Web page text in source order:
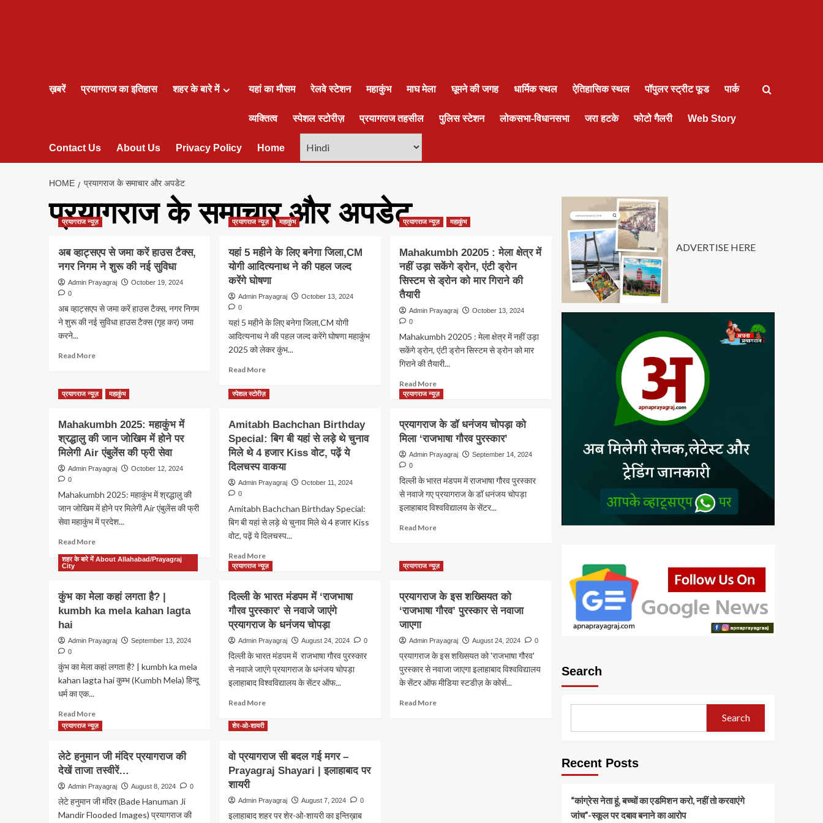
ख़बरें प्रयागराज का इतिहास शहर के बारे में यहां का मौसम रेलवे स्टेशन महाकुंभ माघ मेला घूमने की जगह धार्मिक स्थल ऐतिहासिक स्थल पॉपुलर स्ट्रीट फूड पार्क
व्यक्तित्व स्पेशल स्टोरीज़ प्रयागराज तहसील पुलिस स्टेशन लोकसभा-विधानसभा जरा हटके फोटो गैलरी Web Story
Contact Us About Us Privacy Policy Home
HOME प्रयागराज के समाचार और अपडेट
प्रयागराज के समाचार और अपडेट
प्रयागराज न्यूज़
अब व्हाट्सएप से जमा करें हाउस टैक्‍स,
नगर निगम ने शुरू की नई सुविधा
Admin Prayagraj
October 19, 2024
0
अब व्हाट्सएप से जमा करें हाउस टैक्‍स, नगर निगम
ने शुरू की नई सुविधा हाउस टैक्स (गृह कर) जमा
करने...
Read MoreRead
अब
व्हाट्सएप
जमा
करें
हाउस
टैक्‍स,
नगर
ने
शुरू
की
सुविधा
प्रयागराज न्यूज़ महाकुंभ
यहां 5 महीने के लिए बनेगा जिला,CM
योगी आदित्यनाथ ने की पहल जल्द
करेंगे घोषणा
Admin Prayagraj
October 13, 2024
0
यहां 5 महीने के लिए बनेगा जिला,CM योगी
आदित्यनाथ ने की पहल जल्द करेंगे घोषणा महाकुंभ
2025 को लेकर कुंभ...
Read MoreRead
about
महीने
के
लिए
बनेगा
जिला,CM
योगी
ने
की
पहल
जल्द
करेंगे
घोषणा
प्रयागराज न्यूज़ महाकुंभ
Mahakumbh 20205 : मेला क्षेत्र में
नहीं उड़ा सकेंगे ड्रोन, एंटी ड्रोन
सिस्टम से ड्रोन को मार गिराने की
तैयारी
Admin Prayagraj
October 13, 2024
0
Mahakumbh 20205 : मेला क्षेत्र में नहीं उड़ा
सकेंगे ड्रोन, एंटी ड्रोन सिस्टम से ड्रोन को मार
गिराने की तैयारी...
Read MoreRead
more
Mahakumbh
20205
:
मेला
नहीं
उड़ा
सकेंगे
से
को
मार
गिराने
तैयारी
प्रयागराज न्यूज़ महाकुंभ
Mahakumbh 2025: महाकुंभ में
श्रद्धालु की जान जोखिम में होने पर
मिलेगी Air एंबुलेंस की फ्री सेवा
Admin Prayagraj
October 12, 2024
0
Mahakumbh 2025: महाकुंभ में श्रद्धालु की
जान जोखिम में होने पर मिलेगी Air एंबुलेंस की फ्री
सेवा महाकुंभ में प्रदेश...
Read MoreRead
about
महाकुंभ
में
जान
में
होने
Air
एंबुलेंस
सेवा
स्पेशल स्टोरीज़
Amitabh Bachchan Birthday
Special: बिग बी यहां से लड़े थे चुनाव
मिले थे 4 हजार Kiss वोट, पढ़ें ये
दिलचस्प वाकया
Admin Prayagraj
October 11, 2024
0
Amitabh Bachchan Birthday Special:
बिग बी यहां से लड़े थे चुनाव मिले थे 4 हजार Kiss
वोट, पढ़ें ये दिलचस्प...
Read MoreRead
more
Amitabh
Bachchan
Birthday
Special:
बी
यहां
से
लड़े
चुनाव
हजार
वोट,
ये
दिलचस्प
प्रयागराज न्यूज़
प्रयागराज के डॉ धनंजय चोपड़ा को
मिला ‘राजभाषा गौरव पुरस्कार’
Admin Prayagraj
September 14, 2024
0
दिल्ली के भारत मंडपम में राजभाषा गौरव पुरस्कार
से नवाजे गए प्रयागराज के डॉ धनंजय चोपड़ा
इलाहाबाद विश्वविद्यालय के सेंटर...
Read MoreRead
प्रयागराज
के
धनंजय
चोपड़ा
‘राजभाषा
गौरव
पुरस्कार’
शहर के बारे में About Allahabad/Prayagraj
City
कुंभ का मेला कहां लगता है? |
kumbh ka mela kahan lagta
hai
Admin Prayagraj
September 13, 2024
0
कुंभ का मेला कहां लगता है? | kumbh ka mela
kahan lagta hai कुम्भ (Kumbh Mela) हिन्दू
धर्म का एक...
Read MoreRead
more
का
मेला
है?
|
प्रयागराज न्यूज़
दिल्ली के भारत मंडपम में ‘राजभाषा
गौरव पुरस्कार’ से नवाजे जाएंगे
प्रयागराज के धनंजय चोपड़ा
Admin Prayagraj August 24, 2024 0
दिल्ली के भारत मंडपम में राजभाषा गौरव पुरस्कार
से नवाजे जाएंगे प्रयागराज के धनंजय चोपड़ा
इलाहाबाद विश्वविद्यालय के सेंटर ऑफ...
Read MoreRead
भारत
मंडपम
पुरस्कार’
से
प्रयागराज न्यूज़
प्रयागराज के इस शख्सियत को
‘राजभाषा गौरव’ पुरस्कार से नवाजा
जाएगा
Admin Prayagraj August 24, 2024 0
प्रयागराज के इस शख्सियत को 'राजभाषा गौरव'
पुरस्कार से नवाजा जाएगा इलाहाबाद विश्वविद्यालय
के सेंटर ऑफ मीडिया स्टडीज़ के कोर्स...
Read MoreRead
प्रयागराज न्यूज़
लेटे हनुमान जी मंदिर प्रयागराज की
देखें ताजा तस्वीरें…
Admin Prayagraj August 8, 2024 0
लेटे हनुमान जी मंदिर (Bade Hanuman Ji
Mandir Flooded Images) प्रयागराज की
शेर-ओ-शायरी
वो प्रयागराज सी बदल गई मगर –
Prayagraj Shayari | इलाहाबाद पर
शायरी
Admin Prayagraj August 7, 2024 0
इलाहाबाद शहर पर शेर-ओ-शायरी का इन्तिख़ाब
ADVERTISE HERE
Search
Search
Recent Posts
“कांग्रेस नेता हूं, बच्चों का एडमिशन करो, नहीं तो करवाएंगे
जांच”-स्कूल पर दबाव बनाने का आरोप